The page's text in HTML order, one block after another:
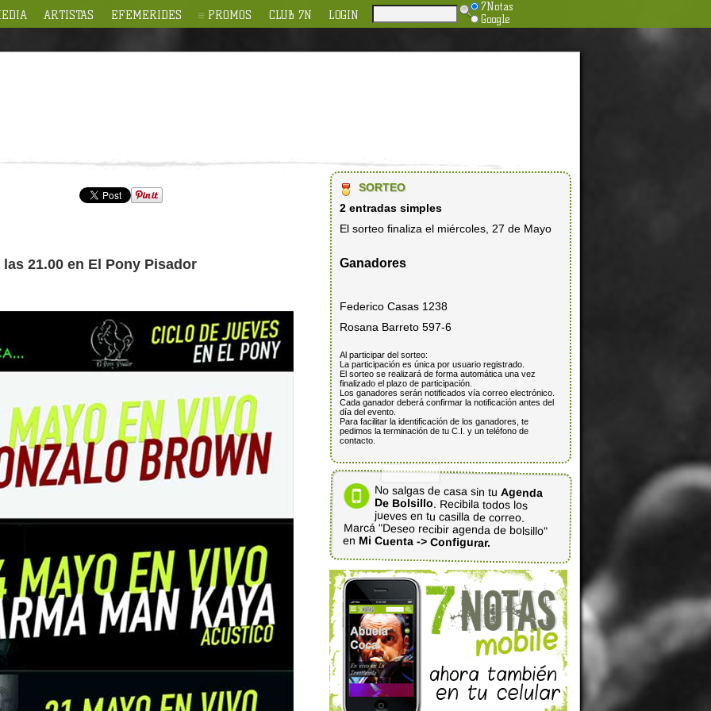
ARTISTAS EFEMERIDES PROMOS CLUB 7N LOGIN
7Notas
Google
21.00 en El Pony Pisador
SORTEO
2 entradas simples
El sorteo finaliza el miércoles, 27 de Mayo
Ganadores
Federico Casas 1238
Rosana Barreto 597-6
Al participar del sorteo:
La participación es única por usuario registrado.
El sorteo se realizará de forma automática una vez
finalizado el plazo de participación.
Los ganadores serán notificados vía correo electrónico.
Cada ganador deberá confirmar la notificación antes del
día del evento.
Para facilitar la identificación de los ganadores, te
pedimos la terminación de tu C.I. y un teléfono de
contacto.
No salgas de casa sin tu Agenda
De Bolsillo. Recibila todos los
jueves en tu casilla de correo.
Marcá "Deseo recibir agenda de bolsillo"
en Mi Cuenta -> Configurar.